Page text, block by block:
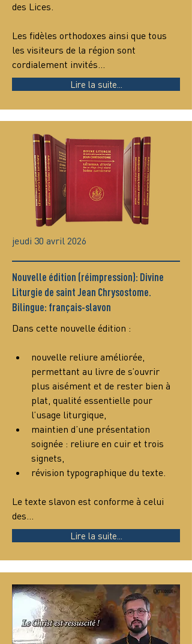
des Lices.
Les fidèles orthodoxes ainsi que tous
les visiteurs de la région sont
cordialement invités…
Lire la suite...
jeudi 30 avril 2026
Nouvelle édition (réimpression): Divine
Liturgie de saint Jean Chrysostome.
Bilingue: français-slavon
Dans cette nouvelle édition :
nouvelle reliure améliorée,
permettant au livre de s’ouvrir
plus aisément et de rester bien à
plat, qualité essentielle pour
l’usage liturgique,
maintien d’une présentation
soignée : reliure en cuir et trois
signets,
révision typographique du texte.
Le texte slavon est conforme à celui
des…
Lire la suite...